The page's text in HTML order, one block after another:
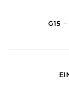
G15